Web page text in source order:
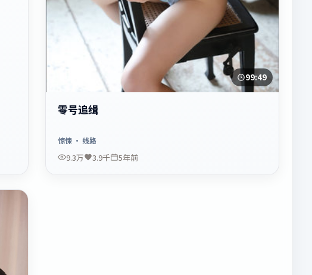
99:49
零号追缉
惊悚 · 线路
9.3万 3.9千 5年前